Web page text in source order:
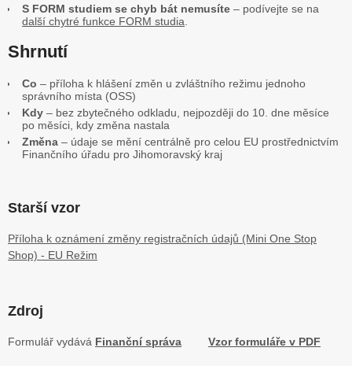
S FORM studiem se chyb bát nemusíte – podívejte se na
další chytré funkce FORM studia
Shrnutí
Co – příloha k hlášení změn u zvláštního režimu jednoho
správního místa (OSS)
Kdy – bez zbytečného odkladu, nejpozději do 10. dne měsíce
po měsíci, kdy změna nastala
Změna – údaje se mění centrálně pro celou EU prostřednictvím
Finančního úřadu pro Jihomoravský kraj
Starší vzor
Příloha k oznámení změny registračních údajů (Mini One Stop
Shop) - EU Režim
Zdroj
Formulář vydává Finanční správa Vzor formuláře v PDF